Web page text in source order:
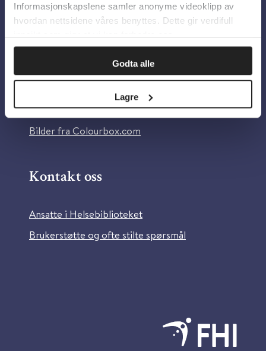
Informasjonskapslene samler anonyme videoklipp av
hvordan nettsidene våres benyttes. Dette gir verdifull
innsikt som gjør at vi kan forbedre oss.
Godta alle
Lagre
Om oss
Om Helsebiblioteket
Personvern og informasjonskapsler
Information in English
Bilder fra Colourbox.com
Kontakt oss
Ansatte i Helsebiblioteket
Brukerstøtte og ofte stilte spørsmål